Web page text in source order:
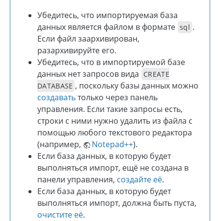
Убедитесь, что импортируемая база
данных является файлом в формате sql .
Если файл заархивирован,
разархивируйте его.
Убедитесь, что в импортируемой базе
данных нет запросов вида CREATE
DATABASE , поскольку базы данных можно
создаватьтолько через панель
управления. Если такие запросы есть,
строки с ними нужно удалить из файла с
помощью любого текстового редактора
(например,
Notepad++).
Если база данных, в которую будет
выполняться импорт, ещё не создана в
панели управления, создайте её.
Если база данных, в которую будет
выполняться импорт, должна быть пуста,
очистите её.